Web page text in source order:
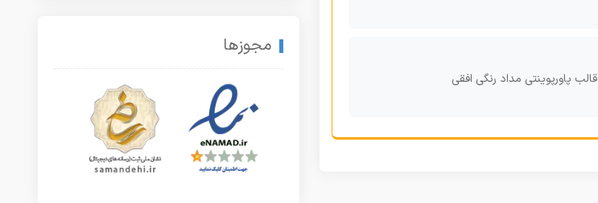
قالب پاورپوینتی مداد رنگی افقی
مجوزها